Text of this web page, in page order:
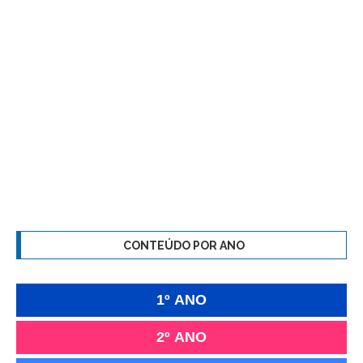
CONTEÚDO POR ANO
1º ANO
2º ANO